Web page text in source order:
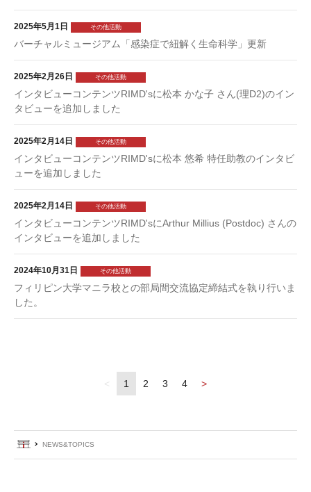
2025年5月1日 その他活動
バーチャルミュージアム「感染症で紐解く生命科学」更新
2025年2月26日 その他活動
インタビューコンテンツRIMD'sに松本 かな子 さん(理D2)のイン
タビューを追加しました
2025年2月14日 その他活動
インタビューコンテンツRIMD'sに松本 悠希 特任助教のインタビ
ューを追加しました
2025年2月14日 その他活動
インタビューコンテンツRIMD'sにArthur Millius (Postdoc) さんの
インタビューを追加しました
2024年10月31日 その他活動
フィリピン大学マニラ校との部局間交流協定締結式を執り行いま
した。
1 2 3 4
ホームNEWS&TOPICS